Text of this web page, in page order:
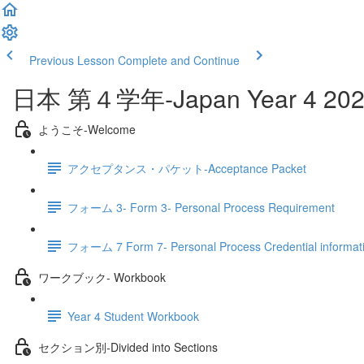
Previous Lesson Complete and Continue
日本 第４学年‐Japan Year 4
ようこそ‐Welcome
アクセプタンス・パケット‐Acceptance Packet
フォーム 3- Form 3- Personal Process Requirement
フォーム 7 Form 7- Personal Process Credential
ワークブック- Workbook
Year 4 Student Workbook
セクション別‐Divided into Sections